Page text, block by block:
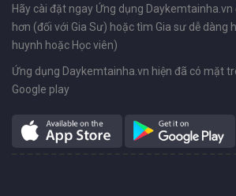
Hãy cài đặt ngay Ứng dụng
hơn (đối với Gia Sư) hoặc tìm Gia sư dễ dàng
huynh hoặc Học viên)
Ứng dụng Daykemtainha.vn hiện đã có mặt
Google play